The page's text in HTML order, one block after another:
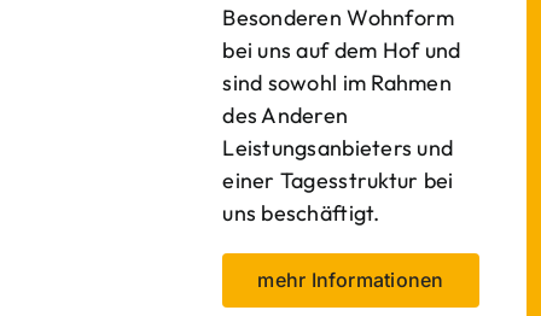
Besonderen Wohnform
bei uns auf dem Hof und
sind sowohl im Rahmen
des Anderen
Leistungsanbieters und
einer Tagesstruktur bei
uns beschäftigt.
mehr Informationen